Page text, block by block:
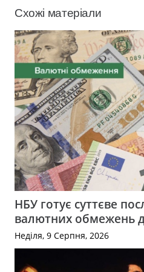
Схожі матеріали
НБУ готує суттєве
валютних обмежень
Неділя, 9 Серпня, 2026